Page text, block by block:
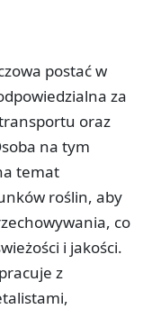
postać w
za
oraz
na tym
temat
roślin, aby
co
i jakości.
z